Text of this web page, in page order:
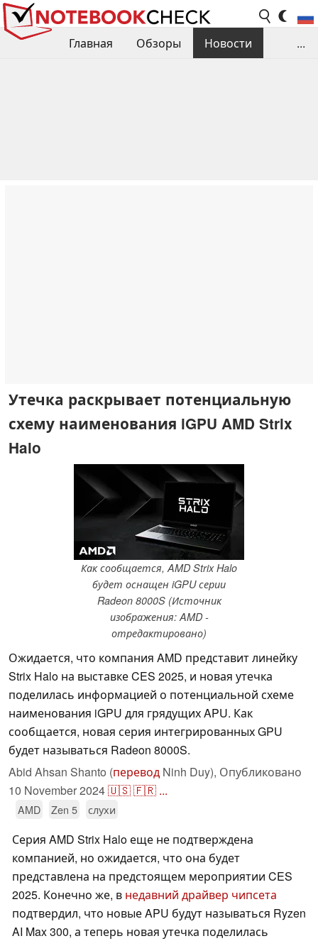
Главная Обзоры
Новости
...
Утечка раскрывает потенциальную
схему наименования iGPU AMD Strix
Halo
Как сообщается, AMD Strix Halo
будет оснащен iGPU серии
Radeon 8000S (Источник
изображения: AMD -
отредактировано)
Ожидается, что компания AMD представит линейку
Strix Halo на выставке CES 2025, и новая утечка
поделилась информацией о потенциальной схеме
наименования iGPU для грядущих APU. Как
сообщается, новая серия интегрированных GPU
будет называться Radeon 8000S.
Abid Ahsan Shanto (перевод Ninh Duy), Опубликовано
10 November 2024🇺🇸🇫🇷 ...
AMD Zen 5 слухи
Серия AMD Strix Halo еще не подтверждена
компанией, но ожидается, что она будет
представлена на предстоящем мероприятии CES
2025. Конечно же, в недавний драйвер чипсета
подтвердил, что новые APU будут называться Ryzen
AI Max 300, а теперь новая утечка поделилась